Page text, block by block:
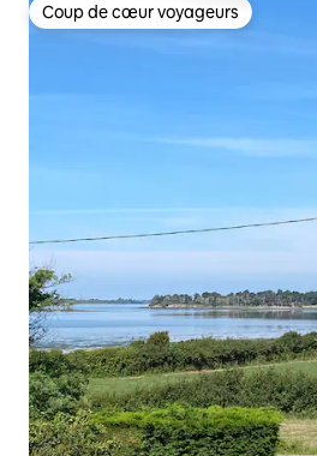
Coup de cœur voyageurs
Coup de cœur voyageurs